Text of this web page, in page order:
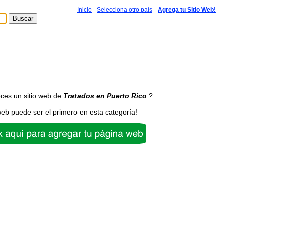
Inicio - Selecciona otro país - Agrega tu Sitio Web!
un sitio web de Tratados en Puerto Rico ?
puede ser el primero en esta categoría!